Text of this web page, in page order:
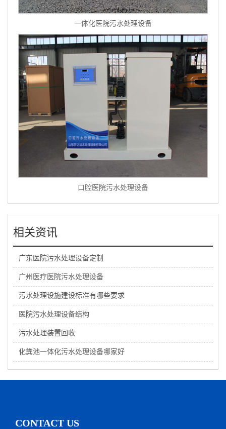
一体化医院污水处理设备
口腔医院污水处理设备
相关资讯
广东医院污水处理设备定制
广州医疗医院污水处理设备
污水处理设施建设标准有哪些要求
医院污水处理设备结构
污水处理装置回收
化粪池一体化污水处理设备哪家好
CONTACT US